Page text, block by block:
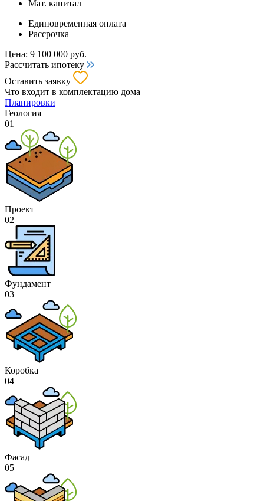
Мат. капитал
Единовременная оплата
Рассрочка
Цена: 9 100 000 руб.
Рассчитать ипотеку
Оставить заявку
Что входит в комплектацию дома
Планировки
Геология
01
Проект
02
Фундамент
03
Коробка
04
Фасад
05